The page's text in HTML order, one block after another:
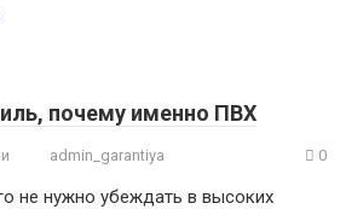
почему именно ПВХ
admin_garantiya 0
не нужно убеждать в высоких